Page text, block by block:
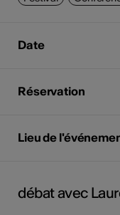
Date
Réservation
Lieu de
débat avec